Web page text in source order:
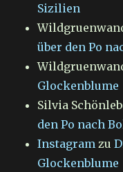
Sizilien
über den Po
Glockenblume
Silvia
den Po nach
Instagram zu
Glockenblume